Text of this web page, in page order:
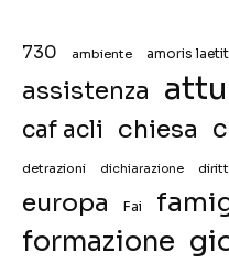
730 ambiente amoris
assistenza
caf acli chiesa
detrazioni dichiarazione
europa Fai
formazione